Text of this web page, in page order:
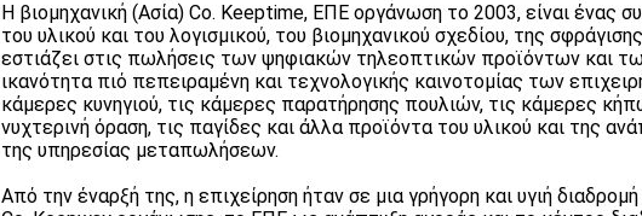
Η βιομηχανική (Ασία) Co. Keeptime, ΕΠΕ οργάνωση το 2003, είναι ένας
του υλικού και του λογισμικού, του βιομηχανικού σχεδίου, της
εστιάζει στις πωλήσεις των ψηφιακών τηλεοπτικών προϊόντων και
ικανότητα πιό πεπειραμένη και τεχνολογικής καινοτομίας των
κάμερες κυνηγιού, τις κάμερες παρατήρησης πουλιών, τις κάμερες
νυχτερινή όραση, τις παγίδες και άλλα προϊόντα του υλικού και της
της υπηρεσίας μεταπωλήσεων.
Από την έναρξή της, η επιχείρηση ήταν σε μια γρήγορη και υγιή